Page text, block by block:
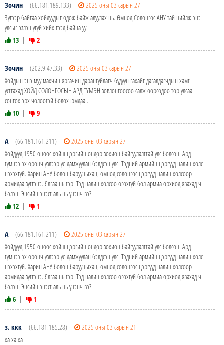
Зочин (66.181.189.133)
2025 оны 03 сарын 27
Зүгээр байгаа хойдуудыг өдөж байж алуулах нь. Өмнөд Солонгос АНУ тай нийлж энэ
улсыг эзлэн үгүй хийх гээд байна уу.
13 | 2
Зочин (202.9.47.33)
2025 оны 03 сарын 27
Хойдын энэ муу махчин яргачин дарангуйлагч бүдүүн гахайг дагалдагчдын хамт
устгахад ХОЙД СОЛОНГОСЫН АРД ТҮМЭН зовлонгоосоо салж өөрсөдөө төр улсаа
сонгох эрх чөлөөтэй болох юмдаа .
10 | 9
А (66.181.161.211)
2025 оны 03 сарын 27
Хойдууд 1950 оноос хойш цэргийн өндөр зохион байгуулалттай улс болсон. Ард
түмнээ эх оронч үзлээр үе дамжуулан бэлдсэн улс. Тэдний армийн цэргүүд цалин хөлс
нэхэхгүй. Харин АНУ болон барууныхан, өмнөд солонгос цэргүүд цалин хөлсөөр
армидаа зүтгэнэ. Ялгаа нь тэр. Тэд цалин хөлсөө өгөхгүй бол армиа орхиод явахад ч
бэлэн. Эцсийн эцэст аль нь үнэнч вэ?
12 | 1
А (66.181.161.211)
2025 оны 03 сарын 27
Хойдууд 1950 оноос хойш цэргийн өндөр зохион байгуулалттай улс болсон. Ард
түмнээ эх оронч үзлээр үе дамжуулан бэлдсэн улс. Тэдний армийн цэргүүд цалин хөлс
нэхэхгүй. Харин АНУ болон барууныхан, өмнөд солонгос цэргүүд цалин хөлсөөр
армидаа зүтгэнэ. Ялгаа нь тэр. Тэд цалин хөлсөө өгөхгүй бол армиа орхиод явахад ч
бэлэн. Эцсийн эцэст аль нь үнэнч вэ?
6 | 1
з. ккк (66.181.185.28)
2025 оны 03 сарын 21
ха ха ха